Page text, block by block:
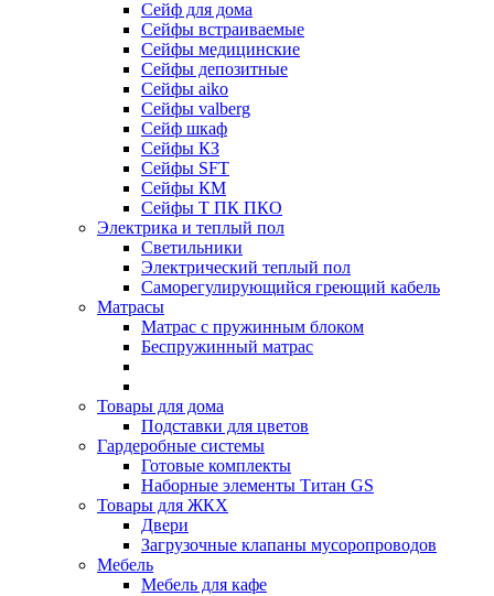
Cейф для дома
Сейфы встраиваемые
Сейфы медицинские
Сейфы депозитные
Сейфы aiko
Сейфы valberg
Сейф шкаф
Сейфы КЗ
Сейфы SFT
Сейфы КМ
Сейфы Т ПК ПКО
Электрика и теплый пол
Светильники
Электрический теплый пол
Саморегулирующийся греющий кабель
Матрасы
Матрас с пружинным блоком
Беспружинный матрас
Товары для дома
Подставки для цветов
Гардеробные системы
Готовые комплекты
Наборные элементы Титан GS
Товары для ЖКХ
Двери
Загрузочные клапаны мусоропроводов
Мебель
Мебель для кафе